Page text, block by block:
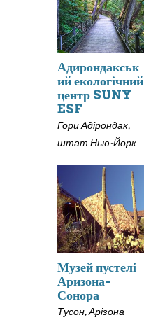
Адирондакськ
ий екологічний
центр SUNY
ESF
Гори Адірондак,
штат Нью-Йорк
Музей пустелі
Аризона-
Сонора
Тусон, Арізона